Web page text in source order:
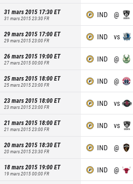
31 mars 2015 17:30ET
31 mars 2015 23:30FR IND @
29 mars 2015 17:00ET
29 mars 2015 23:00FR IND vs
26 mars 2015 19:00ET
27 mars 2015 00:00FR IND @
25 mars 2015 18:00ET
25 mars 2015 23:00FR IND @
23 mars 2015 18:00ET
23 mars 2015 23:00FR IND vs
21 mars 2015 18:00ET
21 mars 2015 23:00FR IND vs
20 mars 2015 18:30ET
20 mars 2015 23:30FR IND @
18 mars 2015 19:00ET
19 mars 2015 00:00FR IND @